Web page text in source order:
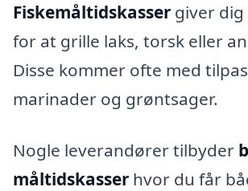
Fiskemåltidskasser giver
for at grille laks, torsk eller
Disse kommer ofte med
marinader og grøntsager.
Nogle leverandører tilbyder
måltidskasser hvor du får